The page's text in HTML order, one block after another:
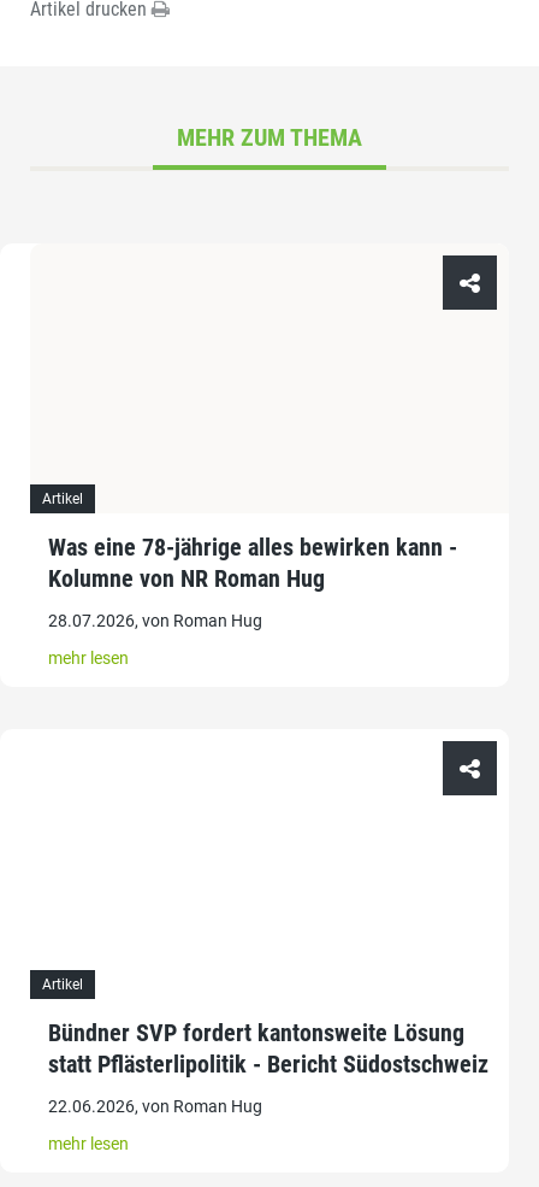
Artikel drucken
MEHR ZUM THEMA
Artikel
Was eine 78-jährige alles bewirken kann -
Kolumne von NR Roman Hug
28.07.2026, von Roman Hug
mehr lesen
Artikel
Bündner SVP fordert kantonsweite Lösung
statt Pflästerlipolitik - Bericht Südostschweiz
22.06.2026, von Roman Hug
mehr lesen